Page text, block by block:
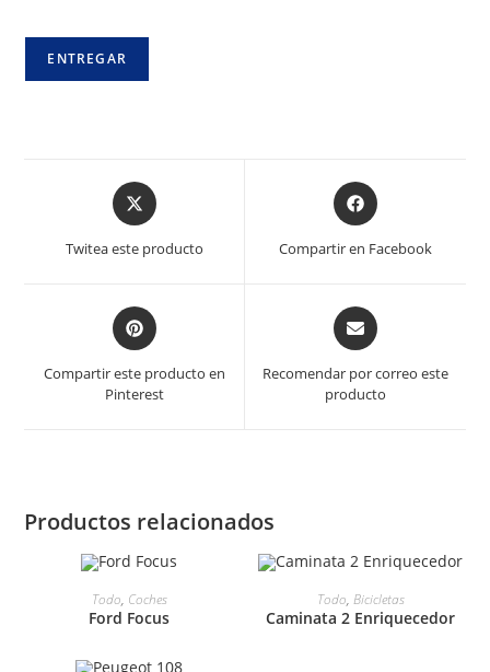
ENTREGAR
Se
abre
una
nueva
Twitea este producto
Se
abre
una
nueva
Compartir en Facebook
Se
abre
una
Compartir este producto en
Pinterest
Se
abre
una
Recomendar por correo este
producto
Productos relacionados
Todo, Coches
Ford Focus
Todo, Bicicletas
Caminata 2 Enriquecedor